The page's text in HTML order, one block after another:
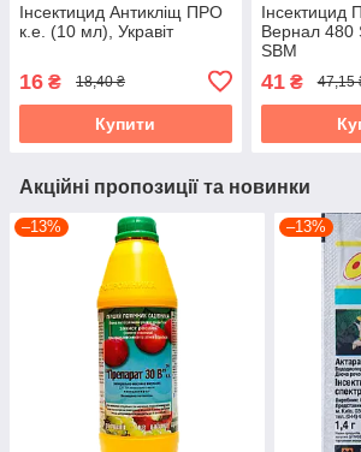
Інсектицид Антикліщ ПРО
к.е. (10 мл), Укравіт
16 ₴ 18,40 ₴
Купити
Інсектицид
Вернал 480
SBM
41₴ 47,15
Акційні пропозиції та новинки
–13% –13%